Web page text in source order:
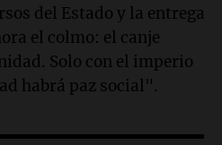
del Estado y la entrega
el colmo: el canje
Solo con el imperio
habrá paz social".